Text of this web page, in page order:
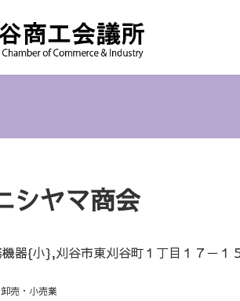
シヤマ商会
器{小},刈谷市東刈谷町１丁目１７－１
卸売・小売業